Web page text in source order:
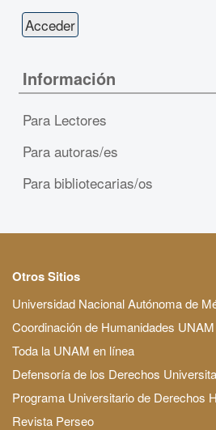
Información
Para Lectores
Para autoras/es
Para bibliotecarias/os
Otros Sitios
Universidad Nacional Autónoma de
Coordinación de Humanidades UNAM
Toda la UNAM en línea
Defensoría de los Derechos
Programa Universitario de Derechos
Revista Perseo